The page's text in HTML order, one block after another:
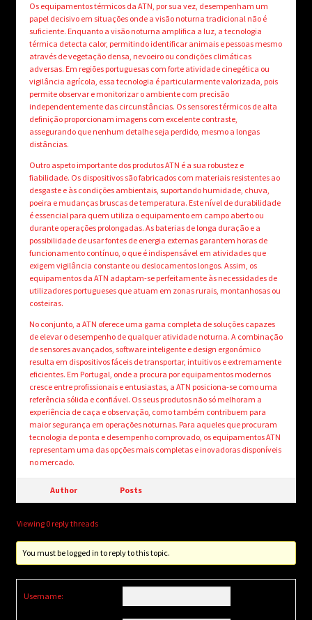
Os equipamentos térmicos da ATN, por sua vez, desempenham um
papel decisivo em situações onde a visão noturna tradicional não é
suficiente. Enquanto a visão noturna amplifica a luz, a tecnologia
térmica detecta calor, permitindo identificar animais e pessoas mesmo
através de vegetação densa, nevoeiro ou condições climáticas
adversas. Em regiões portuguesas com forte atividade cinegética ou
vigilância agrícola, essa tecnologia é particularmente valorizada, pois
permite observar e monitorizar o ambiente com precisão
independentemente das circunstâncias. Os sensores térmicos de alta
definição proporcionam imagens com excelente contraste,
assegurando que nenhum detalhe seja perdido, mesmo a longas
distâncias.
Outro aspeto importante dos produtos ATN é a sua robustez e
fiabilidade. Os dispositivos são fabricados com materiais resistentes ao
desgaste e às condições ambientais, suportando humidade, chuva,
poeira e mudanças bruscas de temperatura. Este nível de durabilidade
é essencial para quem utiliza o equipamento em campo aberto ou
durante operações prolongadas. As baterias de longa duração e a
possibilidade de usar fontes de energia externas garantem horas de
funcionamento contínuo, o que é indispensável em atividades que
exigem vigilância constante ou deslocamentos longos. Assim, os
equipamentos da ATN adaptam-se perfeitamente às necessidades de
utilizadores portugueses que atuam em zonas rurais, montanhosas ou
costeiras.
No conjunto, a ATN oferece uma gama completa de soluções capazes
de elevar o desempenho de qualquer atividade noturna. A combinação
de sensores avançados, software inteligente e design ergonómico
resulta em dispositivos fáceis de transportar, intuitivos e extremamente
eficientes. Em Portugal, onde a procura por equipamentos modernos
cresce entre profissionais e entusiastas, a ATN posiciona-se como uma
referência sólida e confiável. Os seus produtos não só melhoram a
experiência de caça e observação, como também contribuem para
maior segurança em operações noturnas. Para aqueles que procuram
tecnologia de ponta e desempenho comprovado, os equipamentos ATN
representam uma das opções mais completas e inovadoras disponíveis
no mercado.
Author Posts
Viewing 0 reply threads
You must be logged in to reply to this topic.
Username: